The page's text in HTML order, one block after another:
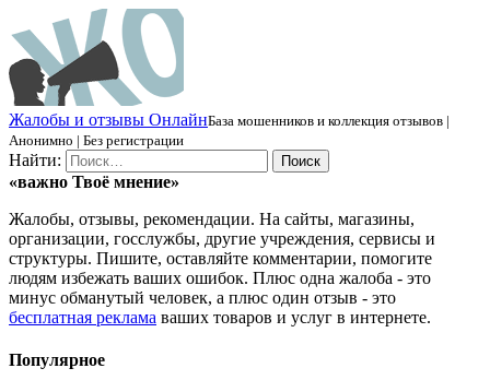
Жалобы и отзывы ОнлайнБаза мошенников и коллекция отзывов |
Анонимно | Без регистрации
Найти:
«важно Твоё мнение»
Жалобы, отзывы, рекомендации. На сайты, магазины,
организации, госслужбы, другие учреждения, сервисы и
структуры. Пишите, оставляйте комментарии, помогите
людям избежать ваших ошибок. Плюс одна жалоба - это
минус обманутый человек, а плюс один отзыв - это
бесплатная реклама ваших товаров и услуг в интернете.
Популярное